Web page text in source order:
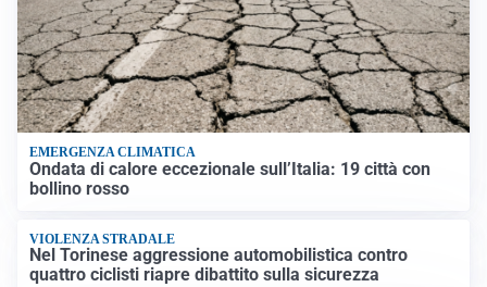
EMERGENZA CLIMATICA
Ondata di calore eccezionale sull’Italia: 19 città con
bollino rosso
VIOLENZA STRADALE
Nel Torinese aggressione automobilistica contro
quattro ciclisti riapre dibattito sulla sicurezza